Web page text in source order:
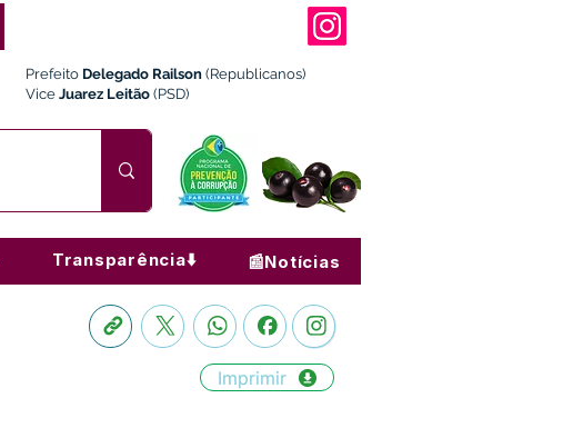
Prefeito Delegado Railson (Republicanos)
Vice Juarez Leitão (PSD)
Transparência⬇️ 📰Notícias
Imprimir